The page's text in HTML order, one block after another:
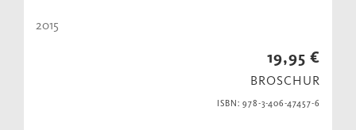
2015
19,95 €
BROSCHUR
ISBN: 978-3-406-47457-6